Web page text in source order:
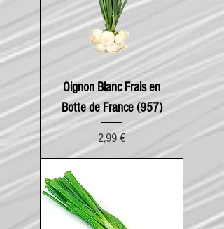
Oignon Blanc Frais en
Botte de France (957)
Prix
2,99 €